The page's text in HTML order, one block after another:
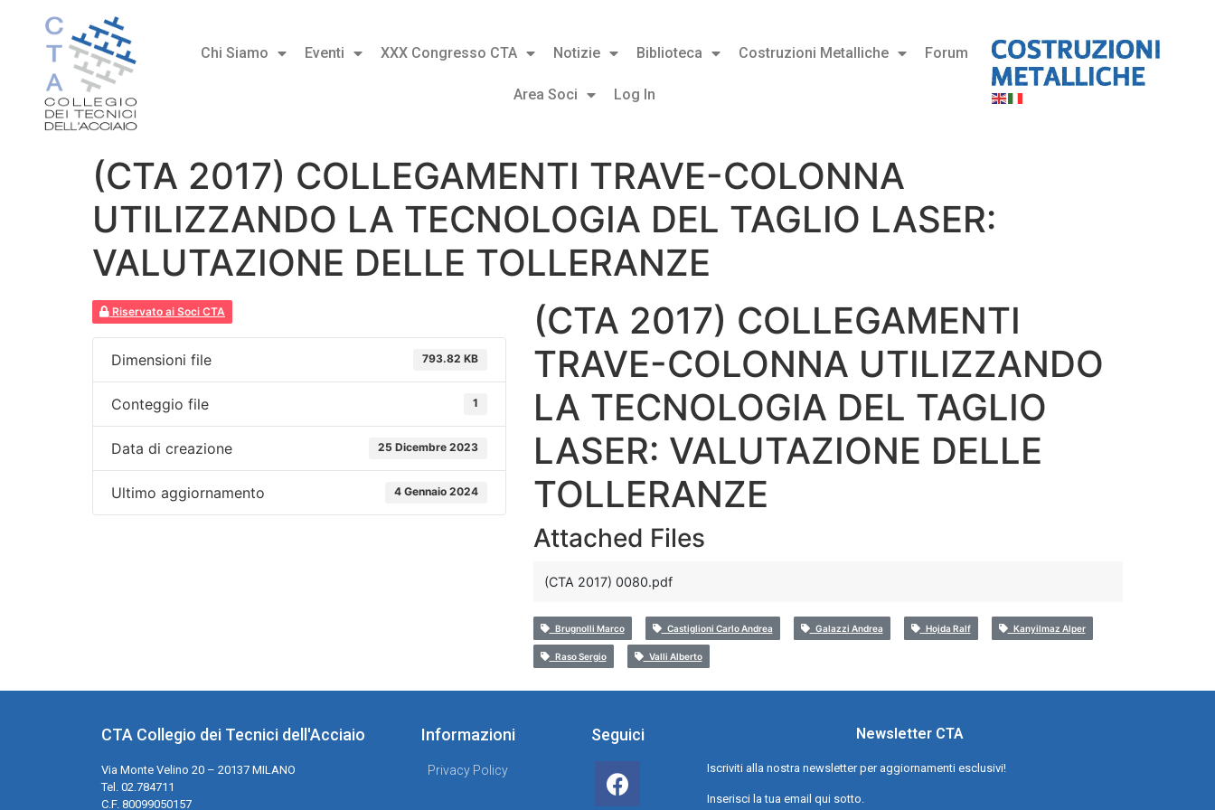
Chi Siamo Eventi XXX Congresso CTA Notizie Biblioteca Costruzioni Metalliche Forum
Area Soci Log In
(CTA 2017) COLLEGAMENTI TRAVE-COLONNA
UTILIZZANDO LA TECNOLOGIA DEL TAGLIO LASER:
VALUTAZIONE DELLE TOLLERANZE
Riservato ai Soci CTA
Dimensioni file 793.82 KB
Conteggio file 1
Data di creazione 25 Dicembre 2023
Ultimo aggiornamento 4 Gennaio 2024
(CTA 2017) COLLEGAMENTI
TRAVE-COLONNA UTILIZZANDO
LA TECNOLOGIA DEL TAGLIO
LASER: VALUTAZIONE DELLE
TOLLERANZE
Attached Files
(CTA 2017) 0080.pdf
Brugnolli Marco Castiglioni Carlo Andrea Galazzi Andrea Hojda Ralf Kanyilmaz Alper
Raso Sergio Valli Alberto
CTA Collegio dei Tecnici dell'Acciaio
Via Monte Velino 20 – 20137 MILANO
Tel. 02.784711
C.F. 80099050157
Informazioni
Privacy Policy
Seguici Newsletter CTA
Iscriviti alla nostra newsletter per aggiornamenti esclusivi!
Inserisci la tua email qui sotto.